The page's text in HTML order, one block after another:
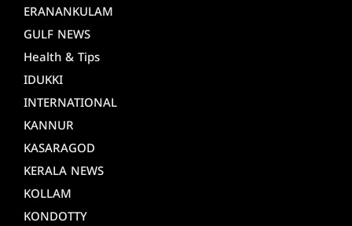
ERANANKULAM
GULF NEWS
Health & Tips
IDUKKI
INTERNATIONAL
KANNUR
KASARAGOD
KERALA NEWS
KOLLAM
KONDOTTY